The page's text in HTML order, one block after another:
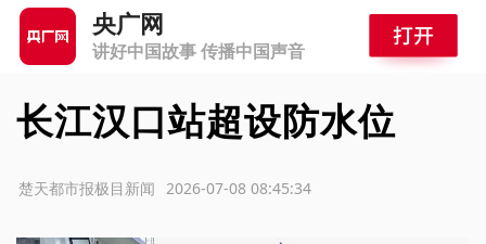
央广网
讲好中国故事 传播中国声音
长江汉口站超设防水位
2026-07-08 08:45:34
楚天都市报极目新闻